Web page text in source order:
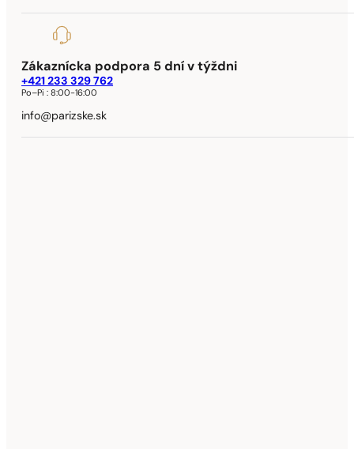
Zákaznícka podpora 5 dní v týždni
+421 233 329 762
Po–Pi :8:00-16:00
info@parizske.sk